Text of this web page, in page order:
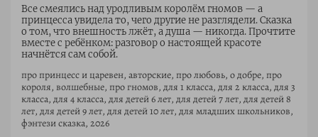
Все смеялись над уродливым королём гномов — а
принцесса увидела то, чего другие не разглядели. Сказка
о том, что внешность лжёт, а душа — никогда. Прочтите
вместе с ребёнком: разговор о настоящей красоте
начнётся сам собой.
про принцесс и царевен, авторские, про любовь, о добре, про
короля, волшебные, про гномов, для 1 класса, для 2 класса, для 3
класса, для 4 класса, для детей 6 лет, для детей 7 лет, для детей 8
лет, для детей 9 лет, для детей 10 лет, для младших школьников,
фэнтези сказка, 2026